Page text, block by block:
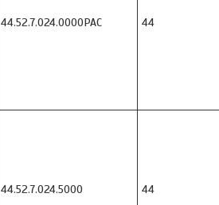
44.52.7.024.0000PAC 44
44.52.7.024.5000 44